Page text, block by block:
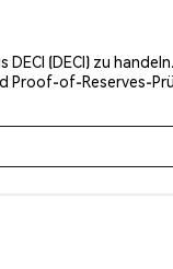
(DECI) zu
of-Reserves-